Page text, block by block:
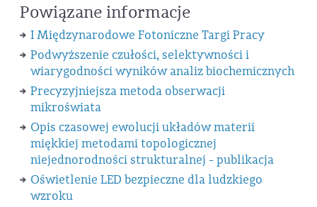
Powiązane informacje
I Międzynarodowe Fotoniczne Targi Pracy
Podwyższenie czułości, selektywności i
wiarygodności wyników analiz biochemicznych
Precyzyjniejsza metoda obserwacji
mikroświata
Opis czasowej ewolucji układów materii
miękkiej metodami topologicznej
niejednorodności strukturalnej - publikacja
Oświetlenie LED bezpieczne dla ludzkiego
wzroku